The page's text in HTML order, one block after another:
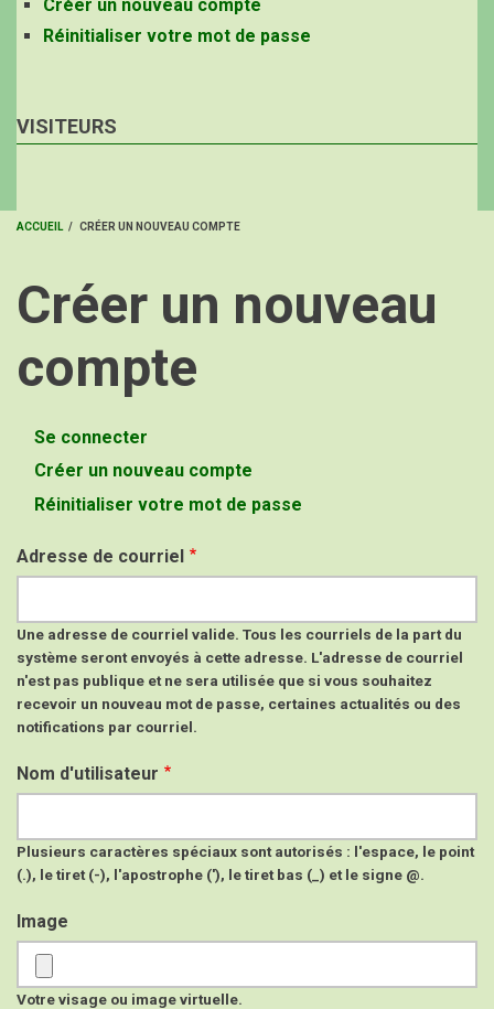
Créer un nouveau compte
Réinitialiser votre mot de passe
VISITEURS
D'ARIANE
ACCUEIL / CRÉER UN NOUVEAU COMPTE
Créer un nouveau
compte
Onglets
principaux
Se connecter
Créer un nouveau compte
actif)
Réinitialiser votre mot de passe
Adresse de courriel
Une adresse de courriel valide. Tous les courriels de la part du
système seront envoyés à cette adresse. L'adresse de courriel
n'est pas publique et ne sera utilisée que si vous souhaitez
recevoir un nouveau mot de passe, certaines actualités ou des
notifications par courriel.
Nom d'utilisateur
Plusieurs caractères spéciaux sont autorisés : l'espace, le point
(.), le tiret (-), l'apostrophe ('), le tiret bas (_) et le signe @.
Image
Votre visage ou image virtuelle.